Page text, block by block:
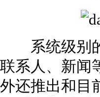
系统级别的
联系人、新闻
外还推出和目